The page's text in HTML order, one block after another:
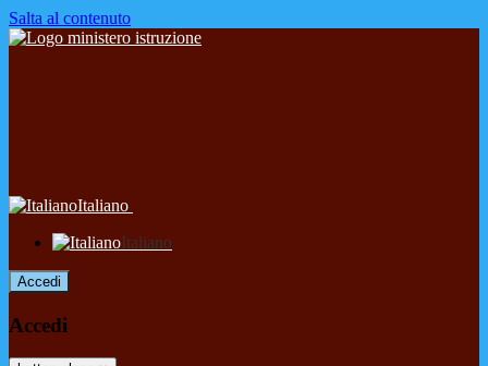
Salta al contenuto
Italiano
Italiano
Accedi
Accedi